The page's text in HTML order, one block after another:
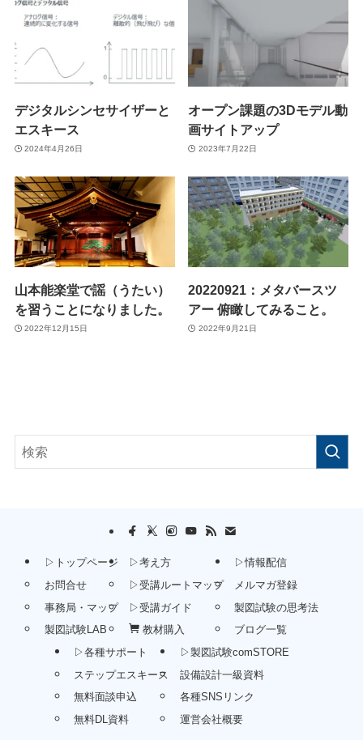
デジタルシンセサイザーと
エスキース
2024年4月26日
オープン課題の3Dモデル動
画サイトアップ
2023年7月22日
山本能楽堂で謡（うたい）
を習うことになりました。
2022年12月15日
20220921：メタバースツ
アー 俯瞰してみること。
2022年9月21日
▷トップページ
お問合せ
事務局・マップ
製図試験LAB
▷考え方
▷受講ルートマップ
▷受講ガイド
教材購入
▷情報配信
メルマガ登録
製図試験の思考法
ブログ一覧
▷各種サポート
ステップエスキース
無料面談申込
無料DL資料
▷製図試験comSTORE
設備設計一級資料
各種SNSリンク
運営会社概要